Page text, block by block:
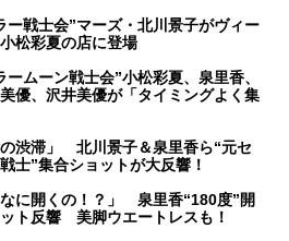
ー戦士会”マーズ・北川景子がヴィー
松彩夏の店に登場
ームーン戦士会”小松彩夏、泉里香、
優、沢井美優が「タイミングよく集
の渋滞」 北川景子＆泉里香ら“元セ
士”集合ショットが大反響！
なに開くの！？」 泉里香“180度”開
ト反響 美脚ウエートレスも！